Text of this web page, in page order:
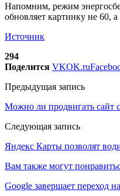
Напомним, режим
обновляет картинку не 60, а
Источник
294
Поделится VKOK.ru
Предыдущая запись
Можно ли продвигать сайт
Следующая запись
Яндекс Карты позволят
Вам также могут
Google завершает переход